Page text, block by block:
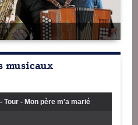
musicaux
- Tour - Mon père m'a marié